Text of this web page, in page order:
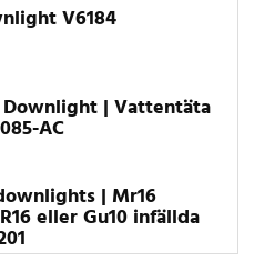
V6184
| Vattentäta
AC
| Mr16
eller Gu10 infällda